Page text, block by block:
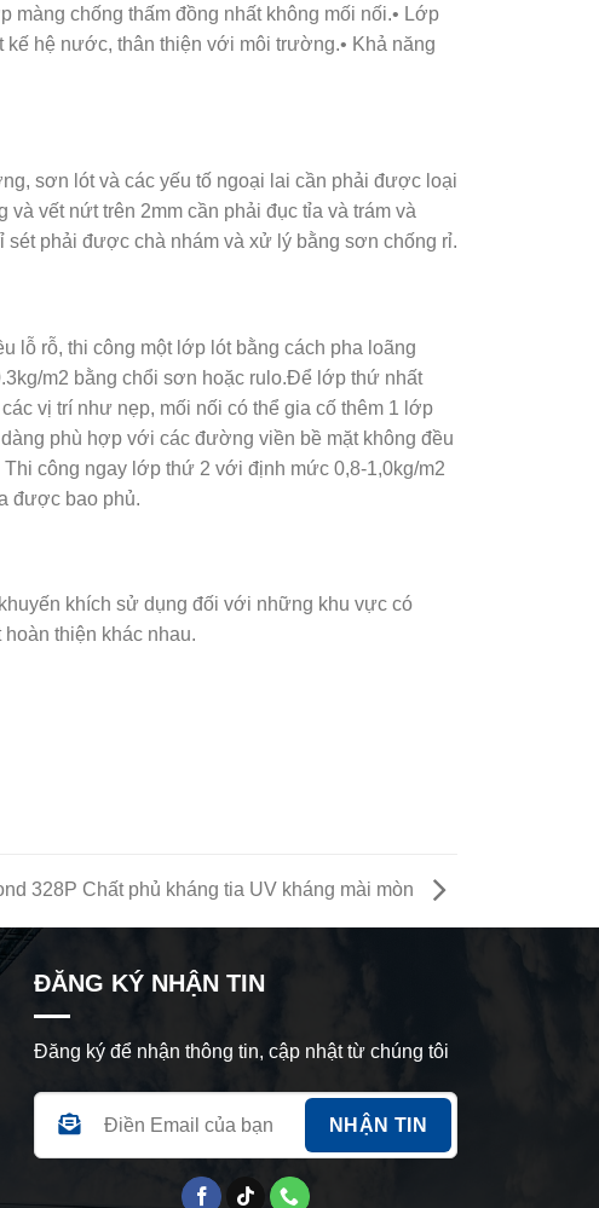
màng chống thấm đồng nhất không mối nối.• Lớp
hệ nước, thân thiện với môi trường.• Khả năng
sơn lót và các yếu tố ngoại lai cần phải được loại
vết nứt trên 2mm cần phải đục tỉa và trám và
sét phải được chà nhám và xử lý bằng sơn chống rỉ.
lỗ rỗ, thi công một lớp lót bằng cách pha loãng
m2 bằng chổi sơn hoặc rulo.Để lớp thứ nhất
vị trí như nẹp, mối nối có thể gia cố thêm 1 lớp
phù hợp với các đường viền bề mặt không đều
công ngay lớp thứ 2 với định mức 0,8-1,0kg/m2
được bao phủ.
khích sử dụng đối với những khu vực có
thiện khác nhau.
328P Chất phủ kháng tia UV kháng mài mòn
ĐĂNG KÝ NHẬN TIN
Đăng ký để nhận thông tin, cập nhật từ chúng tôi